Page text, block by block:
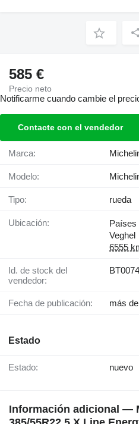
585 €
Precio neto
Notificarme cuando cambie el
Contacte con el vendedor
Marca:
Modelo:
Tipo: rueda
Ubicación:
Países
Veghel
6555
Id. de stock del
vendedor:
Fecha de publicación: más
Estado
Estado: nuevo
Información adicional —